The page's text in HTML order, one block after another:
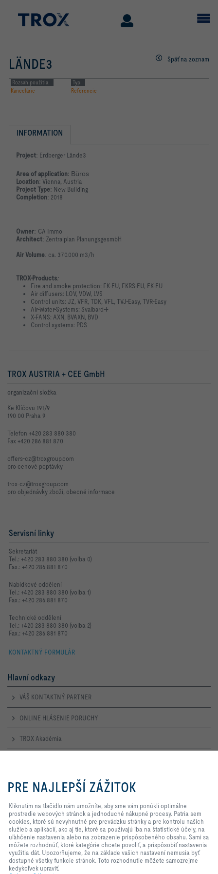
LÄNDE3 Späť na zoznam
Rozsah použitia
Kancelárie
Typ
Referencie
INFORMATION
Project: Erdberger Lände3
Area of application: Büros
Location: Vienna, Austria
Project Type: New Building
Completion: 2018
Owner: CA Immo
Architect: Zentralplan PlanungsgesmbH
Air Volume: ca. 370.000 m3/h
TROX-Products:
Fire and smoke protection: FK-EU, FKRS-EU, EK-EU
Air diffusers: LOV, VDW, LVS
Control units: JZ, VFR, TDK, VFL, TVJ-Easy, TVR-Easy
Air-Water-Systems: Svalbard-F
X-FANS: AXN, BVAXN, BVD
Control systems: PDS
TROX AUSTRIA + CEE GmbH
organizační složka
Ke Klíčovu 191/9
190 00 Praha 9
Telefon +420 283 880 380
Fax +420 286 881 870
offers-cz@troxgroup.com
pro cenové poptávky
trox-cz@troxgroup.com
pro objednávky zboží, obecné informace
Servisní linky
Sekretariát
Tel.: +420 283 880 380 (volba 0)
Fax.: +420 286 881 870
Nabídkové oddělení
Tel.: +420 283 880 380 (volba 1)
Fax.: +420 286 881 870
Technické oddělení
Tel.: +420 283 880 380 (volba 2)
Fax.: +420 286 881 870
KONTAKTNÝ FORMULÁR
Hlavní odkazy
VÁŠ KONTAKTNÝ PARTNER
ONLINE HLÁSENIE PORUCHY
TROX Akadémia
Pondělí – Čtvrtek
7:30 – 16:30
Pátek
7:30 – 14:00
TROX NA SOCIÁLNYCH SIEŤACH
umožníte, aby sme vám ponúkli
optimálne prostredie webových
procesy. Patria sem cookies, ktoré
sú nevyhnutné pre prevádzku
stránky a pre kontrolu našich
služieb a aplikácií, ako aj tie, ktoré
sa používajú iba na štatistické
účely, na uľahčenie nastavenia
alebo na zobrazenie
prispôsobeného obsahu. Sami sa
PRE NAJLEPŠÍ ZÁŽITOK
Kliknutím na tlačidlo nám umožníte, aby sme vám ponúkli optimálne
prostredie webových stránok a jednoduché nákupné procesy. Patria sem
cookies, ktoré sú nevyhnutné pre prevádzku stránky a pre kontrolu našich
služieb a aplikácií, ako aj tie, ktoré sa používajú iba na štatistické účely, na
uľahčenie nastavenia alebo na zobrazenie prispôsobeného obsahu. Sami sa
môžete rozhodnúť, ktoré kategórie chcete povoliť, a prispôsobiť nastavenia
využitia dát. Upozorňujeme, že na základe vašich nastavení nemusia byť
dostupné všetky funkcie stránok. Toto rozhodnutie môžete samozrejme
kedykoľvek upraviť.